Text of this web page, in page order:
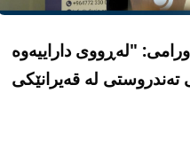
"لەڕووی داراییەوە
تەندروستی لە قەیرانێکی